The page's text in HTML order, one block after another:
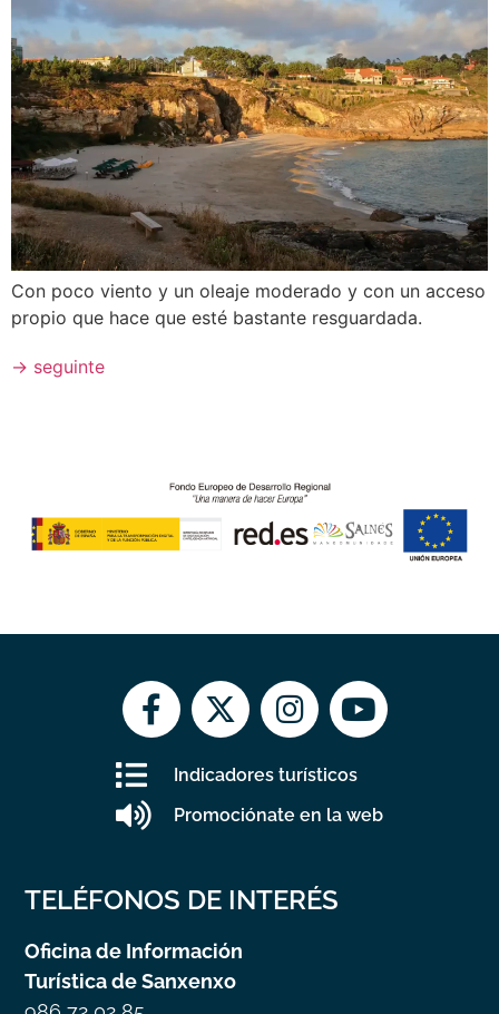
Con poco viento y un oleaje moderado y con un acceso
propio que hace que esté bastante resguardada.
→ seguinte
Indicadores turísticos
Promociónate en la web
TELÉFONOS DE INTERÉS
Oficina de Información
Turística de Sanxenxo